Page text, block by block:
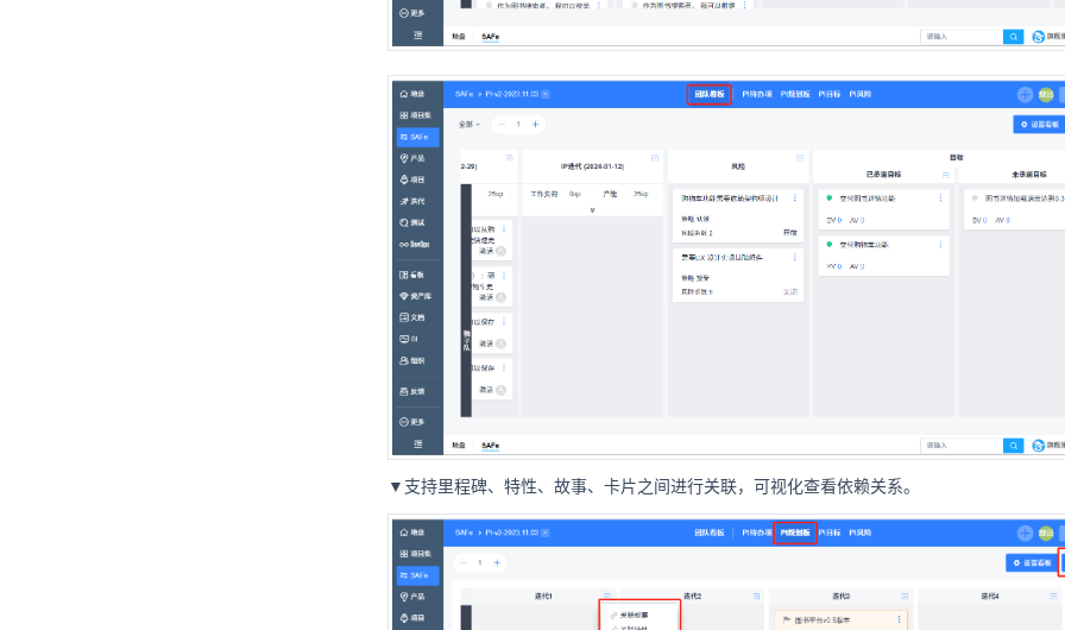
▼支持里程碑、特性、故事、卡片之间进行关联，可视化查看依赖关系。